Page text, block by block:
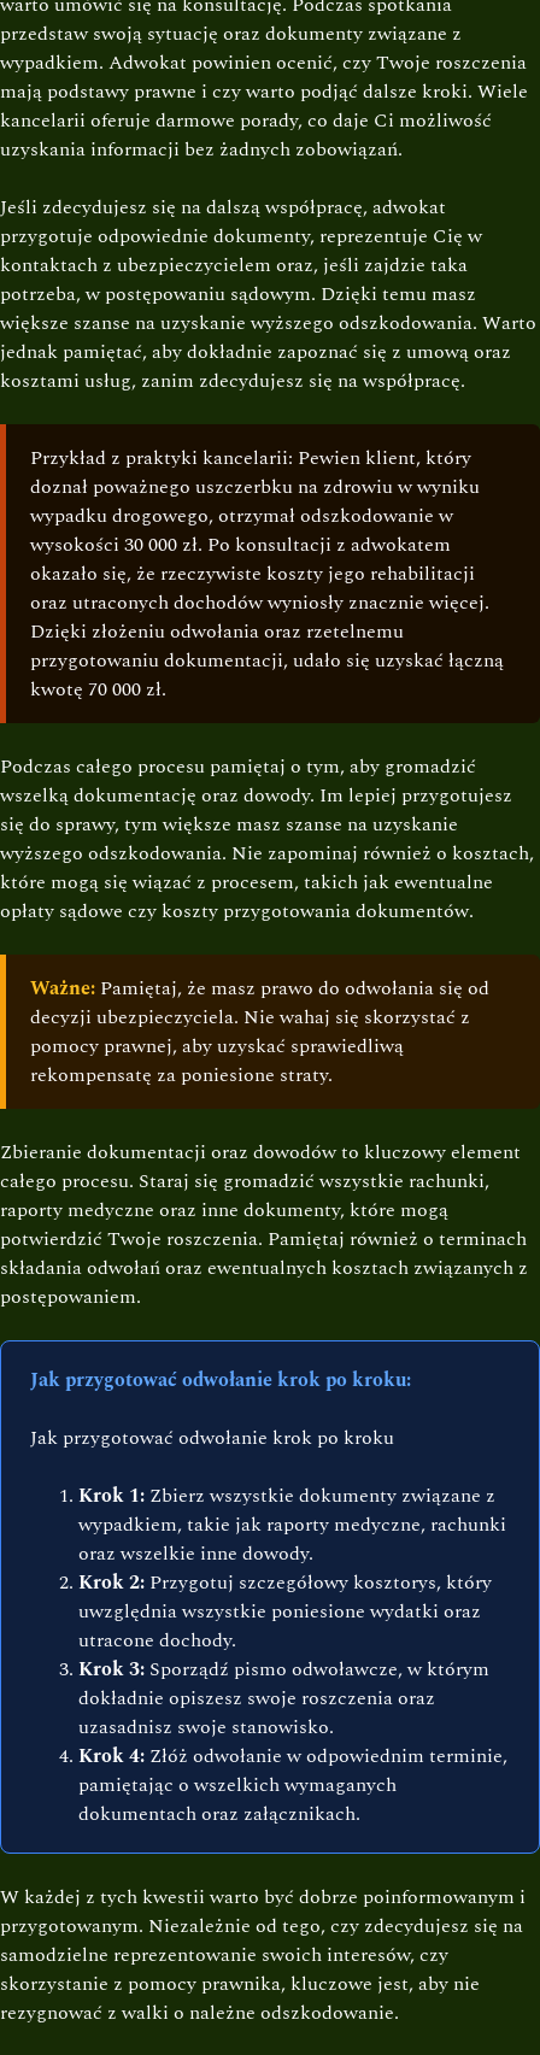
przedstaw swoją sytuację oraz dokumenty związane z
wypadkiem. Adwokat powinien ocenić, czy Twoje roszczenia
mają podstawy prawne i czy warto podjąć dalsze kroki. Wiele
kancelarii oferuje darmowe porady, co daje Ci możliwość
uzyskania informacji bez żadnych zobowiązań.
Jeśli zdecydujesz się na dalszą współpracę, adwokat
przygotuje odpowiednie dokumenty, reprezentuje Cię w
kontaktach z ubezpieczycielem oraz, jeśli zajdzie taka
potrzeba, w postępowaniu sądowym. Dzięki temu masz
większe szanse na uzyskanie wyższego odszkodowania. Warto
jednak pamiętać, aby dokładnie zapoznać się z umową oraz
kosztami usług, zanim zdecydujesz się na współpracę.
Przykład z praktyki kancelarii: Pewien klient, który
doznał poważnego uszczerbku na zdrowiu w wyniku
wypadku drogowego, otrzymał odszkodowanie w
wysokości 30 000 zł. Po konsultacji z adwokatem
okazało się, że rzeczywiste koszty jego rehabilitacji
oraz utraconych dochodów wyniosły znacznie więcej.
Dzięki złożeniu odwołania oraz rzetelnemu
przygotowaniu dokumentacji, udało się uzyskać łączną
kwotę 70 000 zł.
Podczas całego procesu pamiętaj o tym, aby gromadzić
wszelką dokumentację oraz dowody. Im lepiej przygotujesz
się do sprawy, tym większe masz szanse na uzyskanie
wyższego odszkodowania. Nie zapominaj również o kosztach,
które mogą się wiązać z procesem, takich jak ewentualne
opłaty sądowe czy koszty przygotowania dokumentów.
Ważne: Pamiętaj, że masz prawo do odwołania się od
decyzji ubezpieczyciela. Nie wahaj się skorzystać z
pomocy prawnej, aby uzyskać sprawiedliwą
rekompensatę za poniesione straty.
Zbieranie dokumentacji oraz dowodów to kluczowy element
całego procesu. Staraj się gromadzić wszystkie rachunki,
raporty medyczne oraz inne dokumenty, które mogą
potwierdzić Twoje roszczenia. Pamiętaj również o terminach
składania odwołań oraz ewentualnych kosztach związanych z
postępowaniem.
Jak przygotować odwołanie krok po kroku:
Jak przygotować odwołanie krok po kroku
Krok 1: Zbierz wszystkie dokumenty związane z
wypadkiem, takie jak raporty medyczne, rachunki
oraz wszelkie inne dowody.
Krok 2: Przygotuj szczegółowy kosztorys, który
uwzględnia wszystkie poniesione wydatki oraz
utracone dochody.
Krok 3: Sporządź pismo odwoławcze, w którym
dokładnie opiszesz swoje roszczenia oraz
uzasadnisz swoje stanowisko.
Krok 4: Złóż odwołanie w odpowiednim terminie,
pamiętając o wszelkich wymaganych
dokumentach oraz załącznikach.
W każdej z tych kwestii warto być dobrze poinformowanym i
przygotowanym. Niezależnie od tego, czy zdecydujesz się na
samodzielne reprezentowanie swoich interesów, czy
skorzystanie z pomocy prawnika, kluczowe jest, aby nie
rezygnować z walki o należne odszkodowanie.